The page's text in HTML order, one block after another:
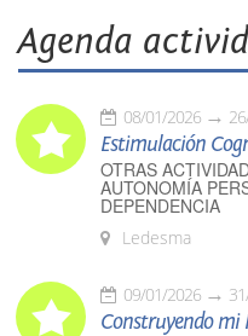
Agenda
08/01/2026
Estimulación
OTRAS
AUTONOMÍA
DEPENDENCIA
Ledesma
09/01/2026
Construyendo mi